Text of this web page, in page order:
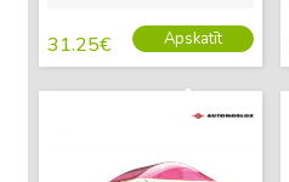
31.25€ Apskatīt